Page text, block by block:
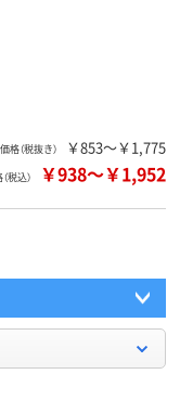
格（税抜き） ￥853～￥1,775
税込） ￥938～￥1,952